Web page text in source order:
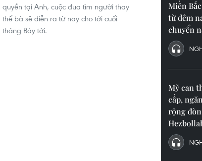
quyền tại Anh, cuộc đua tìm người thay
thế bà sẽ diễn ra từ nay cho tới cuối
tháng Bảy tới.
Miền
từ đêm
chuyển
Mỹ can
cấp,
rộng